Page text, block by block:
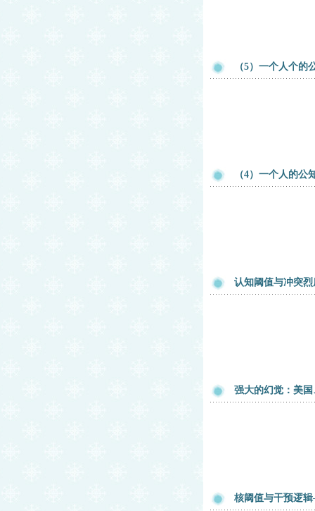
（5）一个人个
（4）一个人的
认知阈值与冲突
强大的幻觉：美
核阈值与干预逻